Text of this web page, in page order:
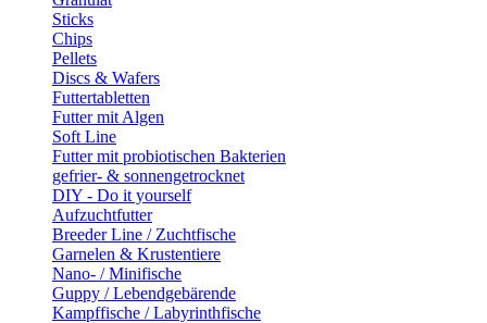
Sticks
Chips
Pellets
Discs & Wafers
Futtertabletten
Futter mit Algen
Soft Line
Futter mit probiotischen Bakterien
gefrier- & sonnengetrocknet
DIY - Do it yourself
Aufzuchtfutter
Breeder Line / Zuchtfische
Garnelen & Krustentiere
Nano- / Minifische
Guppy / Lebendgebärende
Kampffische / Labyrinthfische